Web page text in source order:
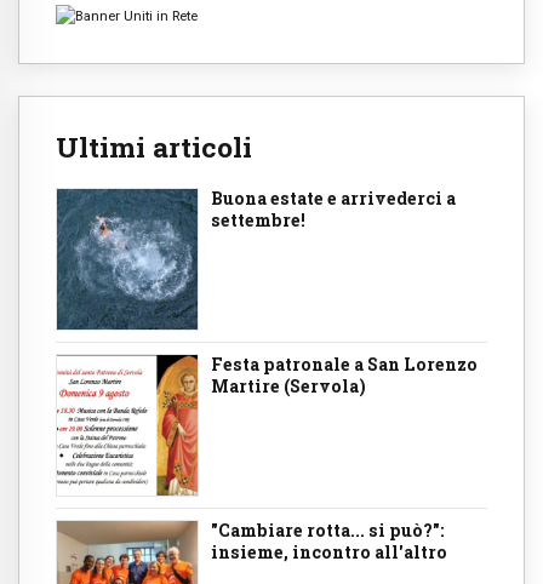
Ultimi articoli
Buona estate e arrivederci a
settembre!
Festa patronale a San Lorenzo
Martire (Servola)
"Cambiare rotta... si può?":
insieme, incontro all'altro